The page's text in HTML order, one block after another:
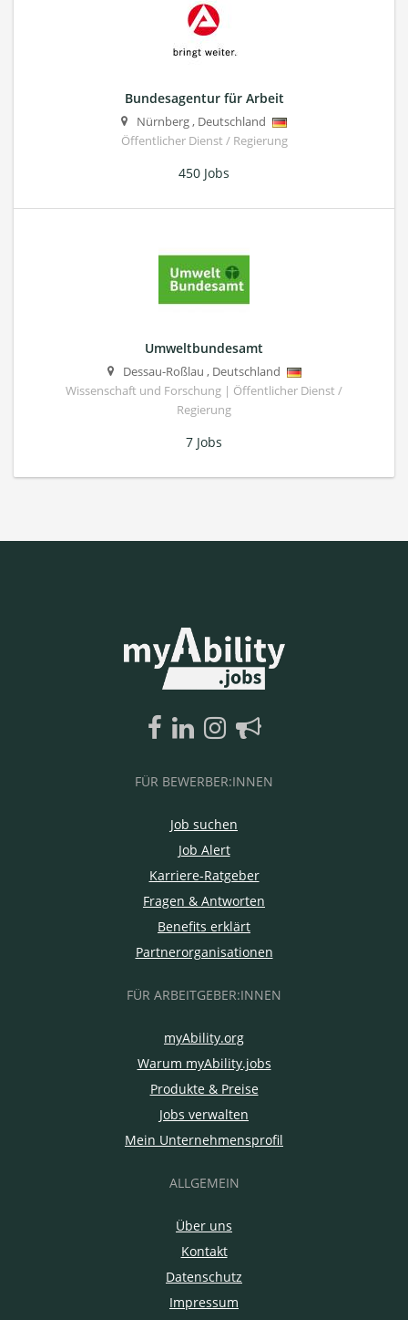
Bundesagentur für Arbeit
Nürnberg, Deutschland
Öffentlicher Dienst / Regierung
450 Jobs
Umweltbundesamt
Dessau-Roßlau , Deutschland
Wissenschaft und Forschung | Öffentlicher Dienst /
Regierung
7 Jobs
FÜR BEWERBER:INNEN
Job suchen
Job Alert
Karriere-Ratgeber
Fragen & Antworten
Benefits erklärt
Partnerorganisationen
FÜR ARBEITGEBER:INNEN
myAbility.org
Warum myAbility.jobs
Produkte & Preise
Jobs verwalten
Mein Unternehmensprofil
ALLGEMEIN
Über uns
Kontakt
Datenschutz
Impressum